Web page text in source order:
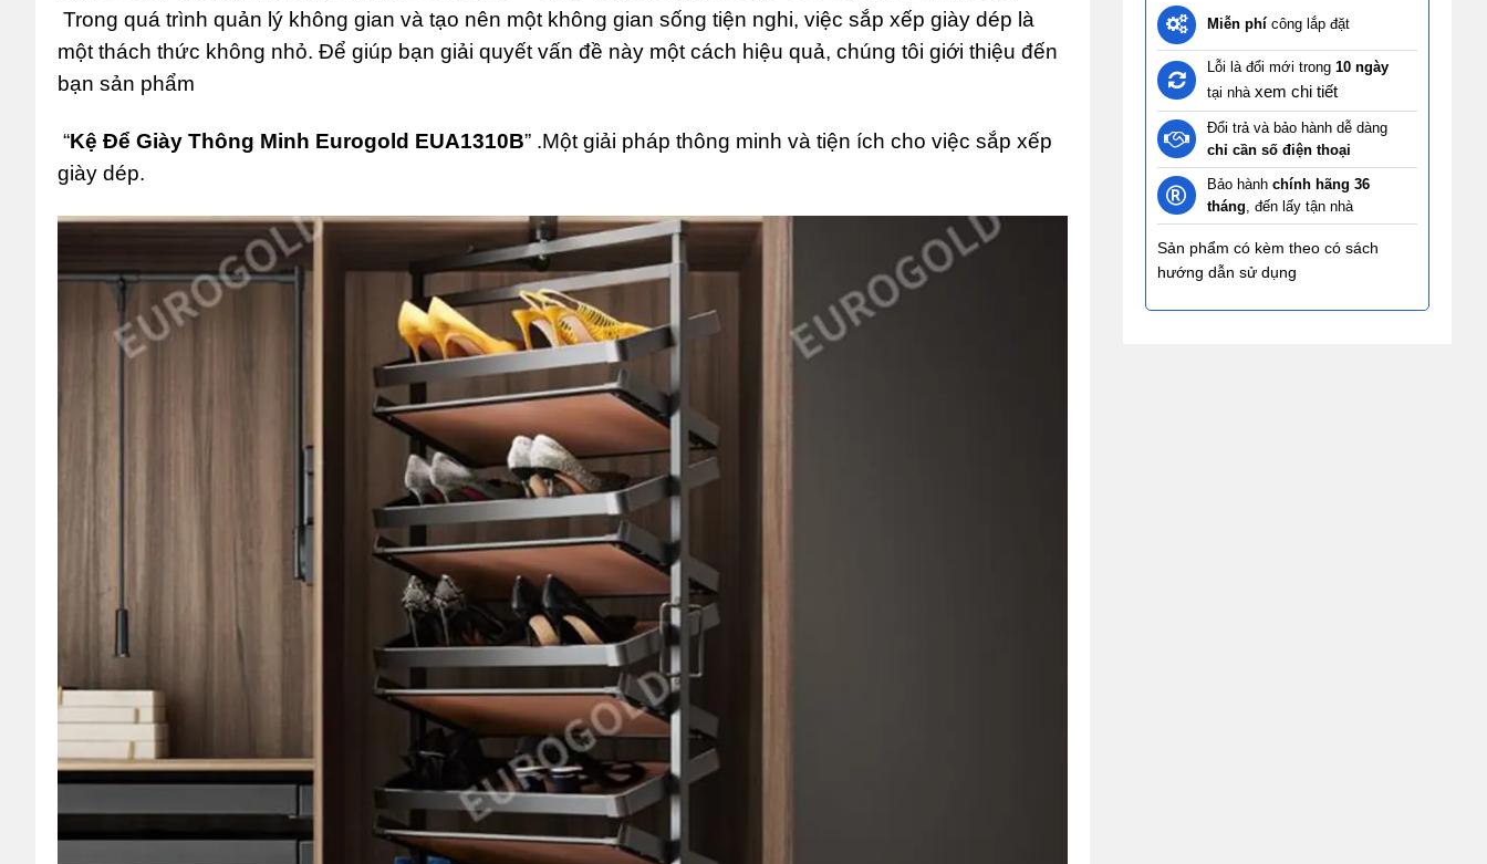
Trong quá trình quản lý không gian và tạo nên một không gian sống tiện nghi, việc sắp xếp giày dép là
một thách thức không nhỏ. Để giúp bạn giải quyết vấn đề này một cách hiệu quả, chúng tôi giới thiệu đến
bạn sản phẩm
“Kệ Để Giày Thông Minh Eurogold EUA1310B” .Một giải pháp thông minh và tiện ích cho việc sắp xếp
giày dép.
Miễn phícông lắp đặt
Lỗi là đổi mới trong 10 ngày
tại nhà xem chi tiết
Đổi trả và bảo hành dễ dàng
chỉ cần số điện thoại
Bảo hành chính hãng 36
tháng , đến lấy tận nhà
Sản phẩm có kèm theo có sách
hướng dẫn sử dụng